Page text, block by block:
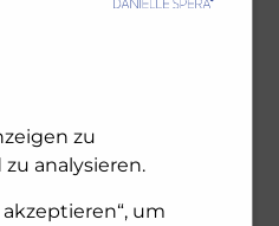
zu
analysieren.
akzeptieren“, um